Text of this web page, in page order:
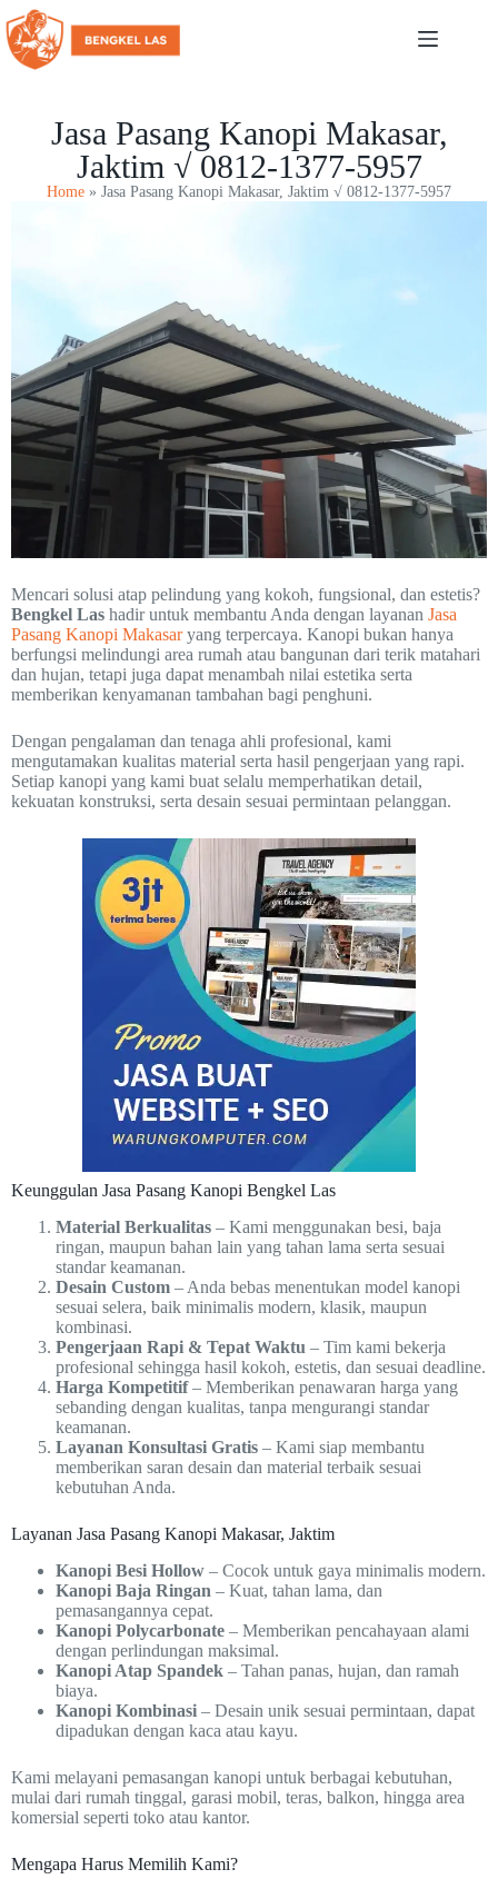
Jasa Pasang Kanopi Makasar,
Jaktim √ 0812-1377-5957
Home » Jasa Pasang Kanopi Makasar, Jaktim √ 0812-1377-5957
Mencari solusi atap pelindung yang kokoh, fungsional, dan estetis?
Bengkel Las hadir untuk membantu Anda dengan layanan Jasa
Pasang Kanopi Makasaryang terpercaya. Kanopi bukan hanya
berfungsi melindungi area rumah atau bangunan dari terik matahari
dan hujan, tetapi juga dapat menambah nilai estetika serta
memberikan kenyamanan tambahan bagi penghuni.
Dengan pengalaman dan tenaga ahli profesional, kami
mengutamakan kualitas material serta hasil pengerjaan yang rapi.
Setiap kanopi yang kami buat selalu memperhatikan detail,
kekuatan konstruksi, serta desain sesuai permintaan pelanggan.
Keunggulan Jasa Pasang Kanopi Bengkel Las
Material Berkualitas – Kami menggunakan besi, baja
ringan, maupun bahan lain yang tahan lama serta sesuai
standar keamanan.
Desain Custom – Anda bebas menentukan model kanopi
sesuai selera, baik minimalis modern, klasik, maupun
kombinasi.
Pengerjaan Rapi & Tepat Waktu – Tim kami bekerja
profesional sehingga hasil kokoh, estetis, dan sesuai deadline.
Harga Kompetitif– Memberikan penawaran harga yang
sebanding dengan kualitas, tanpa mengurangi standar
keamanan.
Layanan Konsultasi Gratis – Kami siap membantu
memberikan saran desain dan material terbaik sesuai
kebutuhan Anda.
Layanan Jasa Pasang Kanopi Makasar, Jaktim
Kanopi Besi Hollow – Cocok untuk gaya minimalis modern.
Kanopi Baja Ringan – Kuat, tahan lama, dan
pemasangannya cepat.
Kanopi Polycarbonate – Memberikan pencahayaan alami
dengan perlindungan maksimal.
Kanopi Atap Spandek – Tahan panas, hujan, dan ramah
biaya.
Kanopi Kombinasi – Desain unik sesuai permintaan, dapat
dipadukan dengan kaca atau kayu.
Kami melayani pemasangan kanopi untuk berbagai kebutuhan,
mulai dari rumah tinggal, garasi mobil, teras, balkon, hingga area
komersial seperti toko atau kantor.
Mengapa Harus Memilih Kami?